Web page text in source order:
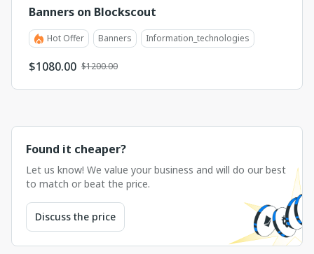
Banners on Blockscout
Hot Offer Banners Information_technologies
$1080.00 $1200.00
Found it cheaper?
Let us know! We value your business and will do our best
to match or beat the price.
Discuss the price